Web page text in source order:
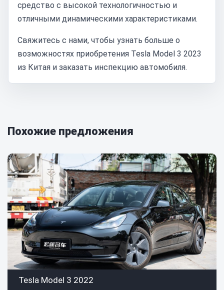
средство с высокой технологичностью и
отличными динамическими характеристиками.
Свяжитесь с нами, чтобы узнать больше о
возможностях приобретения Tesla Model 3 2023
из Китая и заказать инспекцию автомобиля.
Похожие предложения
Tesla Model 3 2022